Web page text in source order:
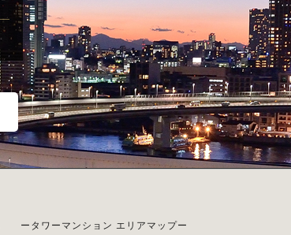
ータワーマンション エリアマップー